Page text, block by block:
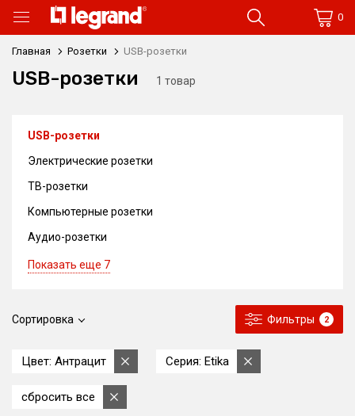
0
Главная Розетки USB-розетки
USB-розетки 1 товар
Сортировка Фильтры 2
Цвет: Антрацит Серия: Etika
сбросить все
USB-розетки
Электрические розетки
ТВ-розетки
Компьютерные розетки
Аудио-розетки
Показать еще 7